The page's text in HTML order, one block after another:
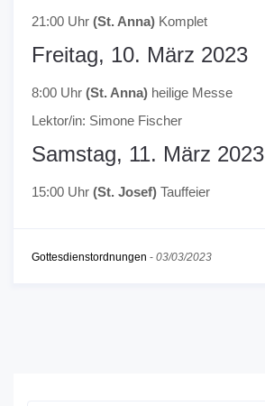
21:00 Uhr (St. Anna) Komplet
Freitag, 10. März 2023
8:00 Uhr (St. Anna) heilige Messe
Lektor/in: Simone Fischer
Samstag, 11. März 2023
15:00 Uhr (St. Josef) Tauffeier
Gottesdienstordnungen - 03/03/2023